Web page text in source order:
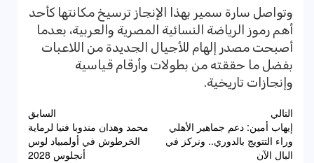
وتواصل سارة سمير بهذا الإنجاز ترسيخ مكانتها كأحد
أهم رموز الرياضة النسائية المصرية والعربية، بعدما
أصبحت مصدر إلهام للأجيال الجديدة من اللاعبات
بفضل ما حققته من بطولات وأرقام قياسية
وإنجازات تاريخية.
تصفّح
المقالات
السابق
محمد وهدان مندوبا فنيا لرماية
الخرطوش في أولمبياد لوس
أنجلوس 2028
التالي
إيهاب أمين: دعم جماهير الأهلي
وراء التتويج بالدوري.. ونركز في
البال الآن